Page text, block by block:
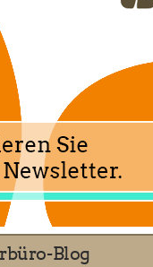
Blog